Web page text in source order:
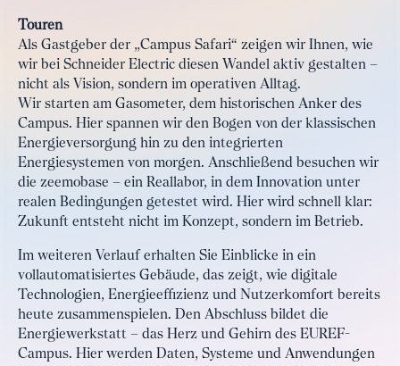
Touren
Als Gastgeber der „Campus Safari“ zeigen wir Ihnen, wie
wir bei Schneider Electric diesen Wandel aktiv gestalten –
nicht als Vision, sondern im operativen Alltag.
Wir starten am Gasometer, dem historischen Anker des
Campus. Hier spannen wir den Bogen von der klassischen
Energieversorgung hin zu den integrierten
Energiesystemen von morgen. Anschließend besuchen wir
die zeemobase – ein Reallabor, in dem Innovation unter
realen Bedingungen getestet wird. Hier wird schnell klar:
Zukunft entsteht nicht im Konzept, sondern im Betrieb.
Im weiteren Verlauf erhalten Sie Einblicke in ein
vollautomatisiertes Gebäude, das zeigt, wie digitale
Technologien, Energieeffizienz und Nutzerkomfort bereits
heute zusammenspielen. Den Abschluss bildet die
Energiewerkstatt – das Herz und Gehirn des EUREF-
Campus. Hier werden Daten, Systeme und Anwendungen